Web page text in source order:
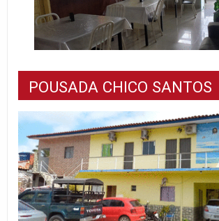
POUSADA CHICO SANTOS